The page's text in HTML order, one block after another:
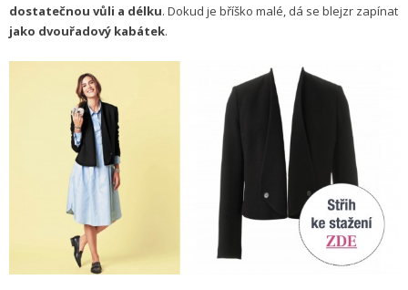
dostatečnou vůli a délku. Dokud je bříško malé, dá se blejzr zapínat
jako dvouřadový kabátek.